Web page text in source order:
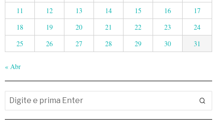
11
12 13 14 15 16
17
18
19 20 21 22 23
24
25
26 27 28 29 30 31
« Abr